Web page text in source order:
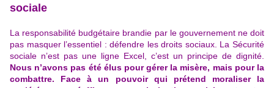
sociale
La responsabilité budgétaire brandie par le gouvernement ne doit
pas masquer l’essentiel : défendre les droits sociaux. La Sécurité
sociale n’est pas une ligne Excel, c’est un principe de dignité.
Nous n’avons pas été élus pour gérer la misère, mais pour la
combattre. Face à un pouvoir qui prétend moraliser la